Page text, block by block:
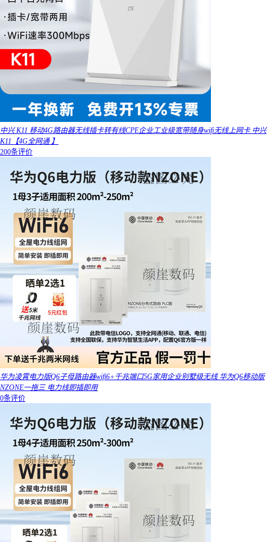
中兴 K11 移动4G路由器无线插卡转有线CPE企业工业级宽带随身wifi无线上网卡 中兴
K11【4G全网通 】
200条评价
华为凌霄电力版Q6子母路由器wifi6+千兆端口5G家用企业别墅级无线 华为Q6移动版
NZONE一拖三 电力线即插即用
0条评价